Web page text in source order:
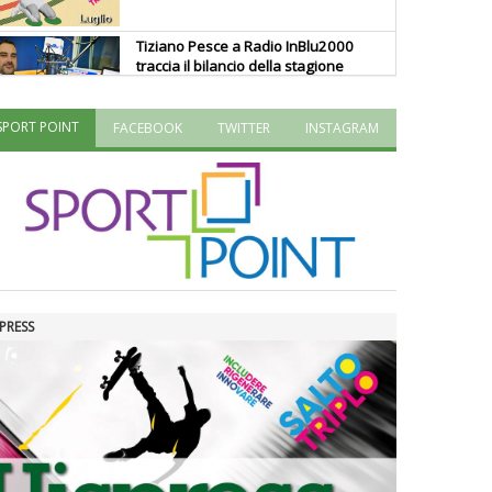
Tiziano Pesce a Radio InBlu2000
traccia il bilancio della stagione
valorizzi le nostre specificità"
La formazione Uisp rallenta ma
prosegue anche in estate
Fondazione Terzjus: prima riunione
a Roma
POINT FACEBOOK TWITTER INSTAGRAM